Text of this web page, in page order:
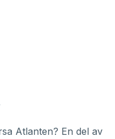
Atlanten? En del av